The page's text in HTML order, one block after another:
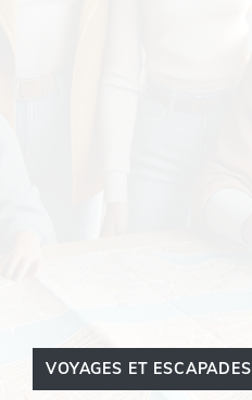
VOYAGES ET ESCAPADES